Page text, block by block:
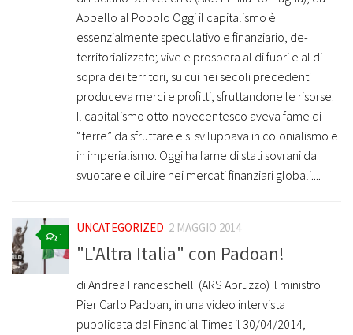
Appello al Popolo Oggi il capitalismo è
essenzialmente speculativo e finanziario, de-
territorializzato; vive e prospera al di fuori e al di
sopra dei territori, su cui nei secoli precedenti
produceva merci e profitti, sfruttandone le risorse.
Il capitalismo otto-novecentesco aveva fame di
“terre” da sfruttare e si sviluppava in colonialismo e
in imperialismo. Oggi ha fame di stati sovrani da
svuotare e diluire nei mercati finanziari globali....
1
UNCATEGORIZED 2 MAGGIO 2014
"L'Altra Italia" con Padoan!
di Andrea Franceschelli (ARS Abruzzo) Il ministro
Pier Carlo Padoan, in una video intervista
pubblicata dal Financial Times il 30/04/2014,